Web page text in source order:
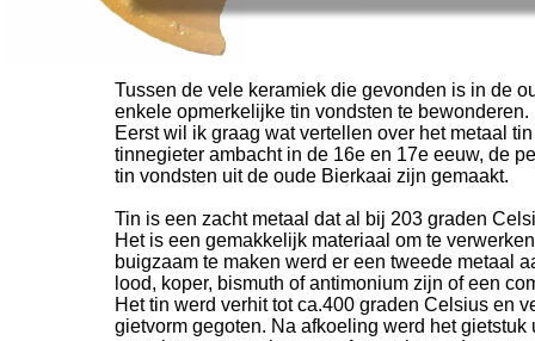
Tussen de vele keramiek die gevonden is in de
enkele opmerkelijke tin vondsten te bewonderen.
Eerst wil ik graag wat vertellen over het metaal
tinnegieter ambacht in de 16e en 17e eeuw, de
tin vondsten uit de oude Bierkaai zijn gemaakt.
Tin is een zacht metaal dat al bij 203 graden
Het is een gemakkelijk materiaal om te
buigzaam te maken werd er een tweede metaal
lood, koper, bismuth of antimonium zijn of een
Het tin werd verhit tot ca.400 graden Celsius en
gietvorm gegoten. Na afkoeling werd het gietstuk